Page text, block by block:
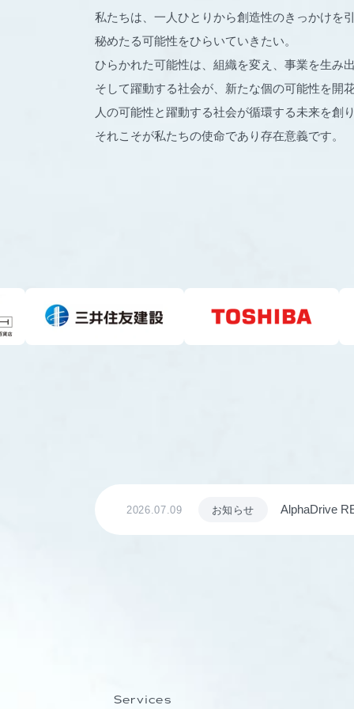
私たちは、一人ひとりから創造性のきっかけを
秘めたる可能性をひらいていきたい。
ひらかれた可能性は、組織を変え、事業を生み
そして躍動する社会が、新たな個の可能性を開
人の可能性と躍動する社会が循環する未来を創
それこそが私たちの使命であり存在意義です。
2026.07.09 お知らせ
AlphaDrive REGION、
全国から募集
Services